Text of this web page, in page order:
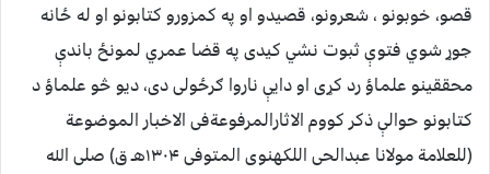
قصو، خوبونو ، شعرونو، قصیدو او په کمزورو کتابونو او له ځانه
جوړ شوي فتوې ثبوت نشي کیدی په قضا عمري لمونځ باندې
محققینو علماؤ رد کړی او دایې ناروا ګرځولی دی، دیو څو علماؤ د
کتابونو حوالې ذکر کووم الاثارالمرفوعةفی الاخبار الموضوعة
(للعلامة مولانا عبدالحی اللکهنوی المتوفی ۱۳۰۴هـ ق) صلی الله